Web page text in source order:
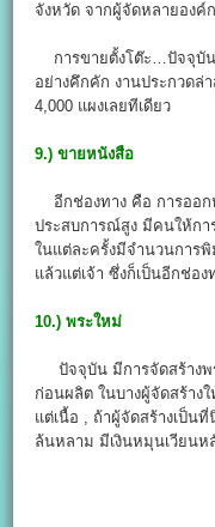
จังหวัด จากผู้จัดหลายองค์
การขายตั้งโต๊ะ…ปัจจุบัน
อย่างคึกคัก งานประกวด
4,000 แผงเลยทีเดียว
9.) ขายหนังสือ
อีกช่องทาง คือ การออก
ประสบการณ์สูง มีคนให้ก
ในแต่ละครั้งมีจำนวนการ
แล้วแต่เจ้า ซึ่งก็เป็นอีกช่อง
10.) พระใหม่
ปัจจุบัน มีการจัดสร้างพร
ก่อนผลิต ในบางผู้จัดสร้าง
แต่เนื้อ , ถ้าผู้จัดสร้างเป็น
ล้นหลาม มีเงินหมุนเวียนห